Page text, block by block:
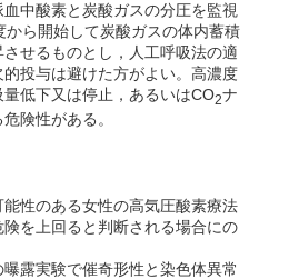
中酸素と炭酸ガスの分圧を監視
から開始して炭酸ガスの体内蓄積
せるものとし，人工呼吸法の適
投与は避けた方がよい。高濃度
低下又は停止，あるいはCO2ナ
険性がある 。
性のある女性の高気圧酸素療法
を上回ると判断される場合にの
露実験で催奇形性と染色体異常